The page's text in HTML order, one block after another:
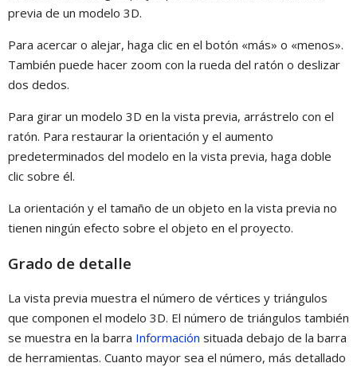
previa de un modelo 3D.
Para acercar o alejar, haga clic en el botón «más» o «menos».
También puede hacer zoom con la rueda del ratón o deslizar
dos dedos.
Para girar un modelo 3D en la vista previa, arrástrelo con el
ratón. Para restaurar la orientación y el aumento
predeterminados del modelo en la vista previa, haga doble
clic sobre él.
La orientación y el tamaño de un objeto en la vista previa no
tienen ningún efecto sobre el objeto en el proyecto.
Grado de detalle
La vista previa muestra el número de vértices y triángulos
que componen el modelo 3D. El número de triángulos también
se muestra en la barra Información situada debajo de la barra
de herramientas. Cuanto mayor sea el número, más detallado